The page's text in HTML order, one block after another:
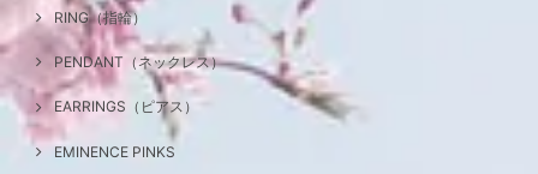
RING（指輪）
PENDANT（ネックレス）
EARRINGS（ピアス）
EMINENCE PINKS